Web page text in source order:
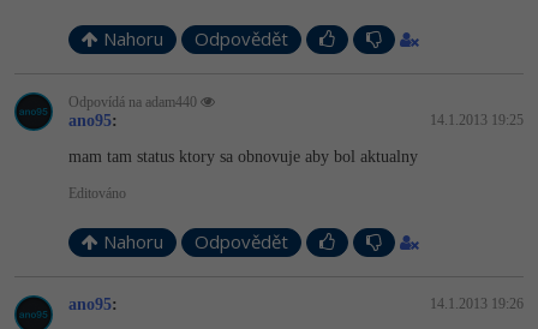
Nahoru Odpovědět
Odpovídá na adam440
ano95: 14.1.2013 19:25
mam tam status ktory sa obnovuje aby bol aktualny
Editováno
Nahoru Odpovědět
ano95: 14.1.2013 19:26